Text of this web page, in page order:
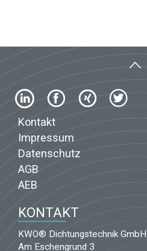
Kontakt
Impressum
Datenschutz
AGB
AEB
KONTAKT
KWO® Dichtungstechnik GmbH
Am Eschengrund 3